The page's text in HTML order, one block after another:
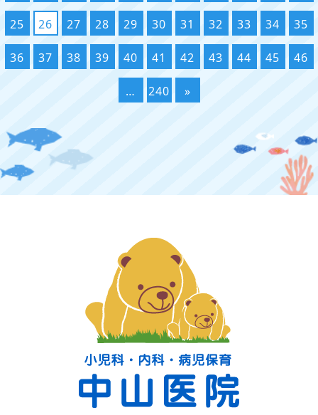
25 26 27 28 29 30 31 32 33 34 35
36 37 38 39 40 41 42 43 44 45 46
… 240 »